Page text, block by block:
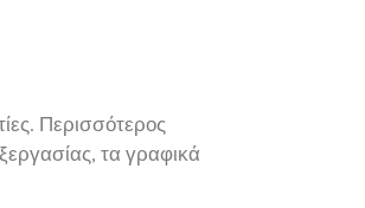
Περισσότερος
τα γραφικά